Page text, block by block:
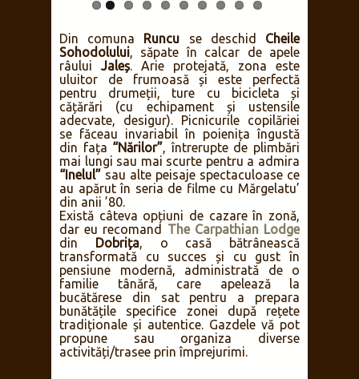
Din comuna Runcu se deschid Cheile
Sohodolului, săpate în calcar de apele
râului Jaleș. Arie protejată, zona este
uluitor de frumoasă și este perfectă
pentru drumeții, ture cu bicicleta și
cățărări (cu echipament și ustensile
adecvate, desigur). Picnicurile copilăriei
se făceau invariabil în poienița îngustă
din fața “Nărilor”, întrerupte de plimbări
mai lungi sau mai scurte pentru a admira
“Inelul” sau alte peisaje spectaculoase ce
au apărut în seria de filme cu Mărgelatu’
din anii ’80.
Există câteva opțiuni de cazare în zonă,
dar eu recomand The Carpathian Lodge
din Dobrița, o casă bătrânească
transformată cu succes și cu gust în
pensiune modernă, administrată de o
familie tânără, care apelează la
bucătărese din sat pentru a prepara
bunătățile specifice zonei după rețete
tradiționale și autentice. Gazdele vă pot
propune sau organiza diverse
activități/trasee prin împrejurimi.